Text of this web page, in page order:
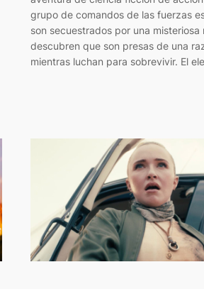
grupo de comandos de las fuerzas
son secuestrados por una misteriosa
descubren que son presas de una
mientras luchan para sobrevivir. El